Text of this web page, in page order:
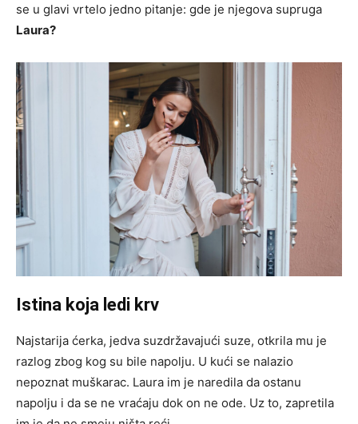
se u glavi vrtelo jedno pitanje: gde je njegova supruga
Laura?
Istina koja ledi krv
Najstarija ćerka, jedva suzdržavajući suze, otkrila mu je
razlog zbog kog su bile napolju. U kući se nalazio
nepoznat muškarac. Laura im je naredila da ostanu
napolju i da se ne vraćaju dok on ne ode. Uz to, zapretila